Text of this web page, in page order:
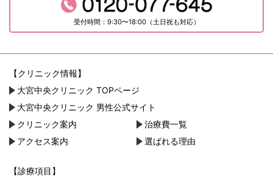
受付時間：9:30〜18:00（土日祝も対応）
【クリニック情報】
大宮中央クリニック TOPページ
大宮中央クリニック 男性公式サイト
クリニック案内
治療費一覧
アクセス案内
選ばれる理由
【診療項目】